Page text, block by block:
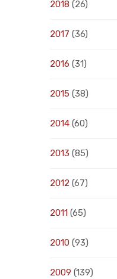
2018 (26)
2017 (36)
2016 (31)
2015 (38)
2014 (60)
2013 (85)
2012 (67)
2011 (65)
2010 (93)
2009 (139)